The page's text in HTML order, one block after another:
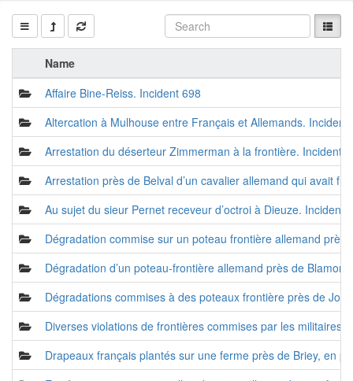
Name
Affaire Bine-Reiss. Incident 698
Altercation à Mulhouse entre Français et Allemands. Incident
Arrestation du déserteur Zimmerman à la frontière. Incident 3
Arrestation près de Belval d’un cavalier allemand qui avait
Au sujet du sieur Pernet receveur d’octroi à Dieuze. Incident
Dégradation commise sur un poteau frontière allemand près
Dégradation d’un poteau-frontière allemand près de
Dégradations commises à des poteaux frontière près de
Diverses violations de frontières commises par les
Drapeaux français plantés sur une ferme près de Briey, en